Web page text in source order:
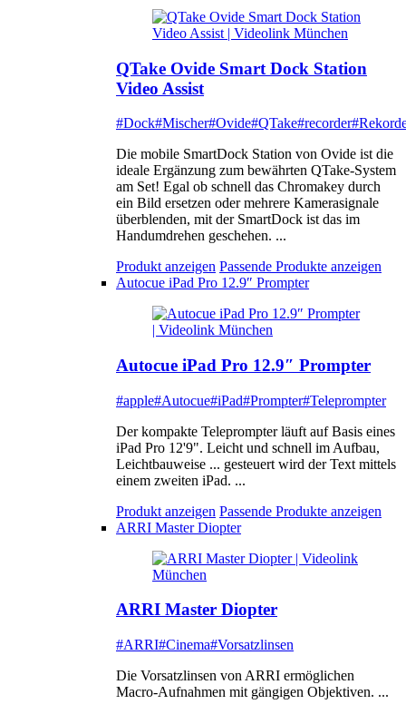
QTake Ovide Smart Dock Station
Video Assist
#Dock#Mischer#Ovide#QTake#recorder
Die mobile SmartDock Station von Ovide ist die
ideale Ergänzung zum bewährten QTake-System
am Set! Egal ob schnell das Chromakey durch
ein Bild ersetzen oder mehrere Kamerasignale
überblenden, mit der SmartDock ist das im
Handumdrehen geschehen. ...
Produkt anzeigen Passende Produkte anzeigen
Autocue iPad Pro 12.9″ Prompter
Autocue iPad Pro 12.9″ Prompter
#apple#Autocue#iPad#Prompter#Teleprompter
Der kompakte Teleprompter läuft auf Basis eines
iPad Pro 12'9". Leicht und schnell im Aufbau,
Leichtbauweise ... gesteuert wird der Text mittels
einem zweiten iPad. ...
Produkt anzeigen Passende Produkte anzeigen
ARRI Master Diopter
ARRI Master Diopter
#ARRI#Cinema#Vorsatzlinsen
Die Vorsatzlinsen von ARRI ermöglichen
Macro-Aufnahmen mit gängigen Objektiven. ...